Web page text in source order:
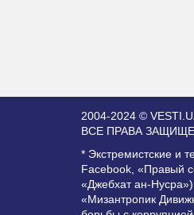
2004-2024 ©
ВСЕ ПРАВА
* Экстремистские и
Facebook, «Правый
«Джебхат ан-
«Мизантропик